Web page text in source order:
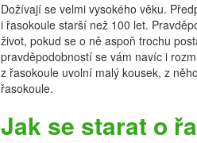
Dožívají se velmi vysokého věku.
i řasokoule starší než 100 let.
život, pokud se o ně aspoň trochu
pravděpodobností se vám navíc i
z řasokoule uvolní malý kousek, z
řasokoule.
Jak se starat o